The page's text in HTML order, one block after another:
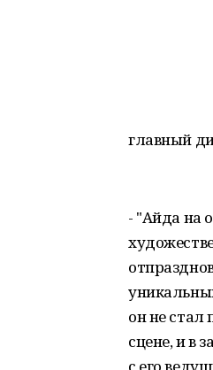
главный
- "Айда на
он не стал
сцене, и в